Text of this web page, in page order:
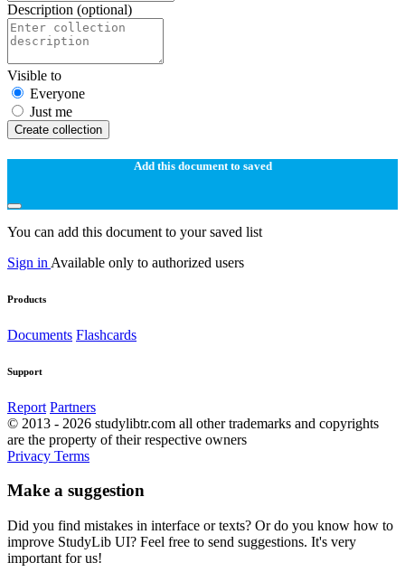
Description (optional)
Visible to
Everyone
Just me
Create collection
Add this document to saved
You can add this document to your saved list
Sign in Available only to authorized users
Products
Documents Flashcards
Support
Report Partners
© 2013 - 2026 studylibtr.com all other trademarks and copyrights
are the property of their respective owners
Privacy Terms
Make a suggestion
Did you find mistakes in interface or texts? Or do you know how to
improve StudyLib UI? Feel free to send suggestions. It's very
important for us!